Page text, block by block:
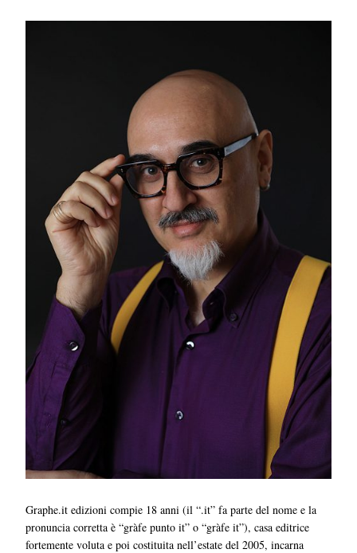
Graphe.it edizioni compie 18 anni (il “.it” fa parte del nome e la
pronuncia corretta è “gràfe punto it” o “gràfe it”), casa editrice
fortemente voluta e poi costituita nell’estate del 2005, incarna